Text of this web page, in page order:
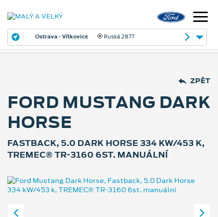
Ostrava - Vítkovice Ruská 2877
ZPĚT
FORD MUSTANG DARK
HORSE
FASTBACK, 5.0 DARK HORSE 334 KW/453 K,
TREMEC® TR-3160 6ST. MANUÁLNÍ